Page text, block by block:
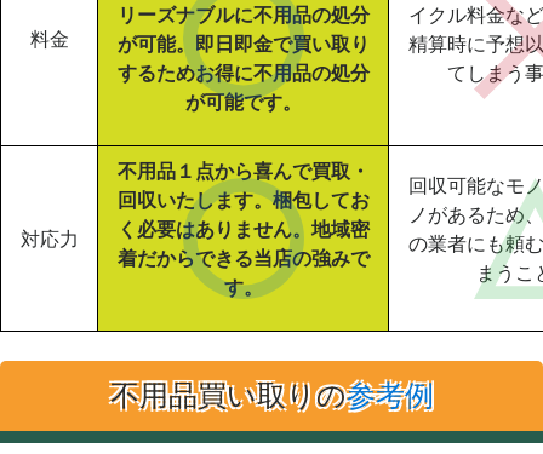
料金
リーズナブルに不用品の処分
が可能。即日即金で買い取り
するためお得に不用品の処分
が可能です。
イクル料金な
精算時に予想
てしまう
対応力
不用品１点から喜んで買取・
回収いたします。梱包してお
く必要はありません。地域密
着だからできる当店の強みで
す。
回収可能なモ
ノがあるため
の業者にも頼
まうこ
不用品買い取りの参考例